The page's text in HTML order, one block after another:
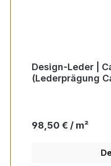
Design-Leder |
(Lederprägung
Regulärer Preis:
98,50 € / m²